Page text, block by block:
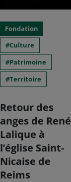
Fondation
Culture
Patrimoine
Territoire
Retour des
anges de René
Lalique à
l’église Saint-
Nicaise de
Reims